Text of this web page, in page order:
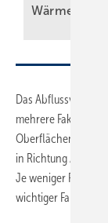
Das
mehrere Faktoren
Oberflächen. Glatte
in Richtung Ablauf
Je weniger Fugen,
wichtiger Faktor ist